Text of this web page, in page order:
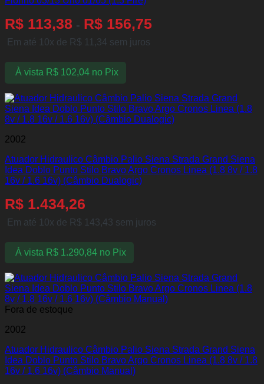
R$ 113,38 - R$ 156,75
Em até 10x de R$ 11,34 sem juros
À vista R$102,04 no Pix
2002
Atuador Hidraulico Câmbio Palio Siena Strada Grand Siena
Idea Doblo Punto Stilo Bravo Argo Cronos Linea (1.8 8v / 1.8
16v / 1.6 16v) (Câmbio Dualogic)
R$ 1.434,26
Em até 10x de R$ 143,43 sem juros
À vista R$1.290,84 no Pix
Fora de estoque
2002
Atuador Hidraulico Câmbio Palio Siena Strada Grand Siena
Idea Doblo Punto Stilo Bravo Argo Cronos Linea (1.8 8v / 1.8
16v / 1.6 16v) (Câmbio Manual)